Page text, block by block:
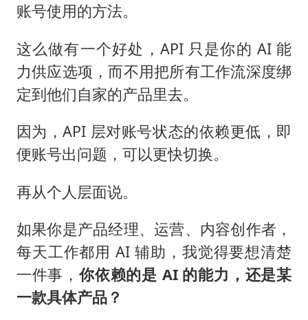
账号使用的方法。
这么做有一个好处，API 只是你的 AI 能
力供应选项，而不用把所有工作流深度绑
定到他们自家的产品里去。
因为，API 层对账号状态的依赖更低，即
便账号出问题，可以更快切换。
再从个人层面说。
如果你是产品经理、运营、内容创作者，
每天工作都用 AI 辅助，我觉得要想清楚
一件事，你依赖的是 AI 的能力，还是某
一款具体产品？